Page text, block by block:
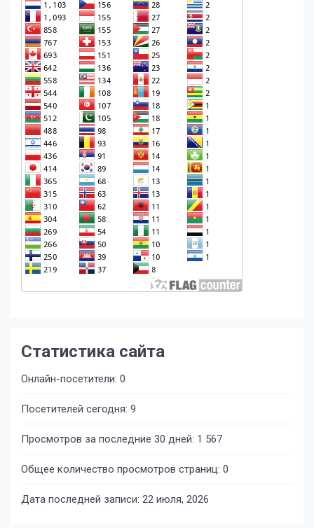
Статистика сайта
Онлайн-посетители: 0
Посетителей сегодня: 9
Просмотров за последние 30 дней: 1 567
Общее количество просмотров страниц: 0
Дата последней записи: 22 июля, 2026